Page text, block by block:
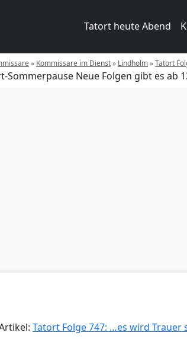
Tatort heute Abend
» Kommissare im Dienst» Lindholm»Tatort
Sommerpause Neue Folgen gibt es ab
Tatort Folge 747: …es wird Trauer